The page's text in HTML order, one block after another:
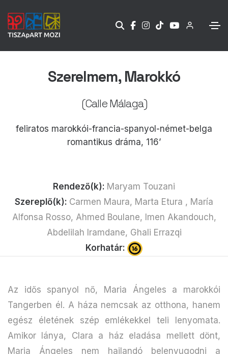
Szerelmem, Marokkó
(Calle Málaga)
feliratos marokkói-francia-spanyol-német-belga
romantikus dráma, 116’
Rendező(k): Maryam Touzani
Szereplő(k): Carmen Maura, Marta Etura , María
Alfonsa Rosso, Ahmed Boulane, Imen Akandouch,
Abdelilah Iramdane, Ghali Errazqi
Korhatár:
Az idős spanyol nő, Maria Ángeles a marokkói
Tangerben él. A háza nemcsak az otthona, hanem
egész életének szép emlékekkel teli lenyomata.
Amikor lánya, Clara a ház eladása mellett dönt,
Maria Ángeles nem hajlandó belenyugodni a